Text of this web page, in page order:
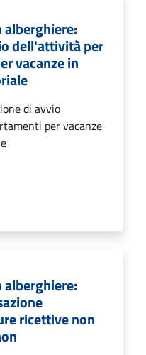
dell'attività per
vacanze in
di avvio
per vacanze
ricettive non